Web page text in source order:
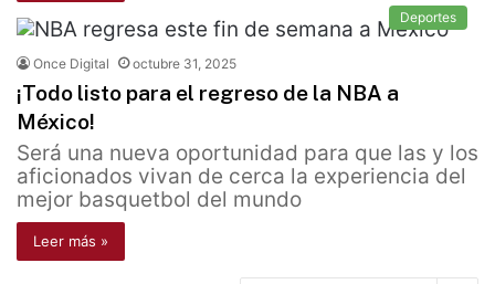
Deportes
Once Digital octubre 31, 2025
¡Todo listo para el regreso de la NBA a
México!
Será una nueva oportunidad para que las y los
aficionados vivan de cerca la experiencia del
mejor basquetbol del mundo
Leer más »